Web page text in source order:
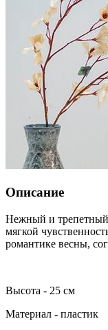
Описание
Нежный и трепетный
мягкой
романтике весны,
Высота - 25 см
Материал - пластик